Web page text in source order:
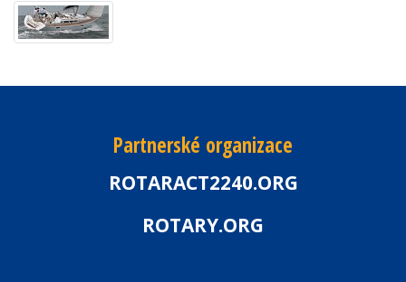
Partnerské organizace
ROTARACT2240.ORG
ROTARY.ORG